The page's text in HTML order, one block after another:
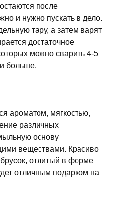
после
и нужно пускать в дело.
тару, а затем варят
достаточное
можно сварить 4-5
больше.
ароматом, мягкостью,
различных
основу
веществами. Красиво
отлитый в форме
отличным подарком на